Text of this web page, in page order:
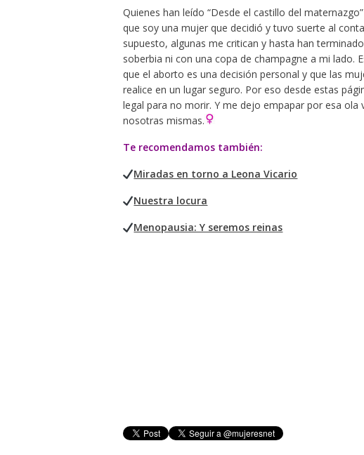
Quienes han leído “Desde el castillo del
que soy una mujer que decidió y tuvo suerte al
supuesto, algunas me critican y hasta han
soberbia ni con una copa de champagne a mi lado.
que el aborto es una decisión personal y que las
realice en un lugar seguro. Por eso desde estas
legal para no morir. Y me dejo empapar por esa
nosotras mismas.
Te recomendamos también:
Miradas en torno a Leona Vicario
Nuestra locura
Menopausia: Y seremos reinas